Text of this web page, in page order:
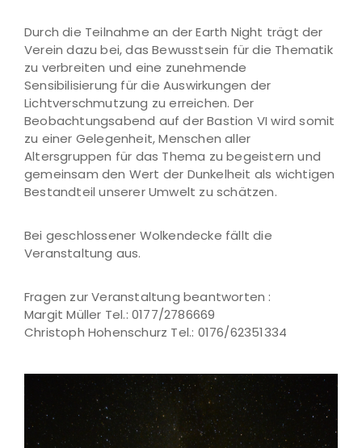
Durch die Teilnahme an der Earth Night trägt der
Verein dazu bei, das Bewusstsein für die Thematik
zu verbreiten und eine zunehmende
Sensibilisierung für die Auswirkungen der
Lichtverschmutzung zu erreichen. Der
Beobachtungsabend auf der Bastion VI wird somit
zu einer Gelegenheit, Menschen aller
Altersgruppen für das Thema zu begeistern und
gemeinsam den Wert der Dunkelheit als wichtigen
Bestandteil unserer Umwelt zu schätzen.
Bei geschlossener Wolkendecke fällt die
Veranstaltung aus.
Fragen zur Veranstaltung beantworten :
Margit Müller Tel.: 0177/2786669
Christoph Hohenschurz Tel.: 0176/62351334